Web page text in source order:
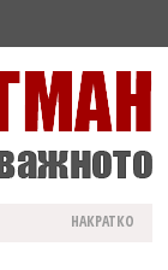
НАКРАТКО